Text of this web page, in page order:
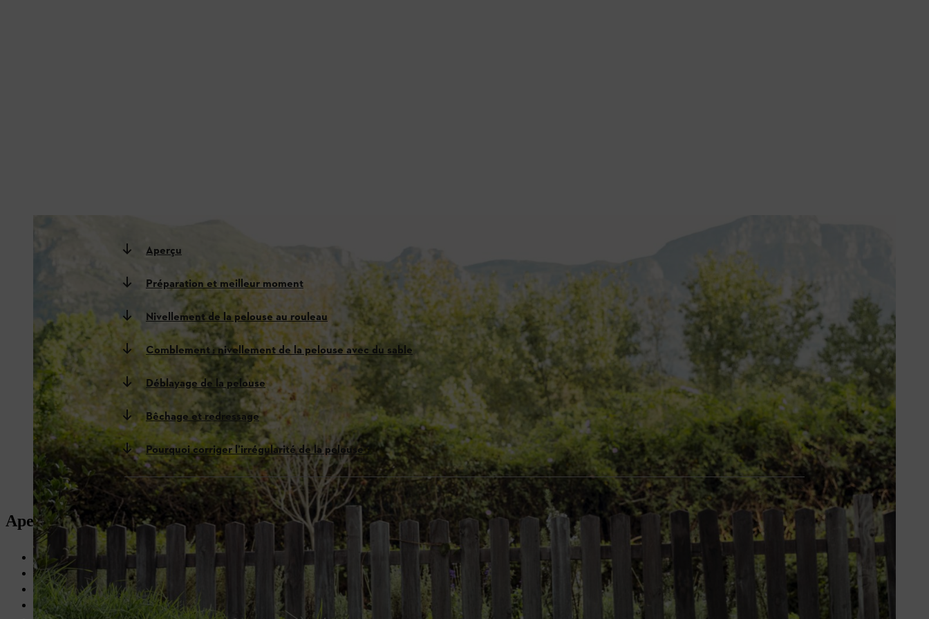
Aperçu
Préparation et meilleur moment
Nivellement de la pelouse au rouleau
Comblement : nivellement de la pelouse avec du sable
Déblayage de la pelouse
Bêchage et redressage
Pourquoi corriger l’irrégularité de la pelouse ?
Aperçu : Corriger les irrégularités d’une pelouse
Corrigez de préférence l’irrégularité de la pelouse pendant une période chaude et sèche
Une pelouse plane facilite l’entretien du gazon et empêche la stagnation de l’eau
Avant de corriger l’irrégularité de la pelouse, il convient d’en déterminer les causes
Compensez les faibles irrégularités au rouleau ou en les comblant avec du sable